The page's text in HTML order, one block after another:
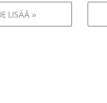
LISÄÄ »